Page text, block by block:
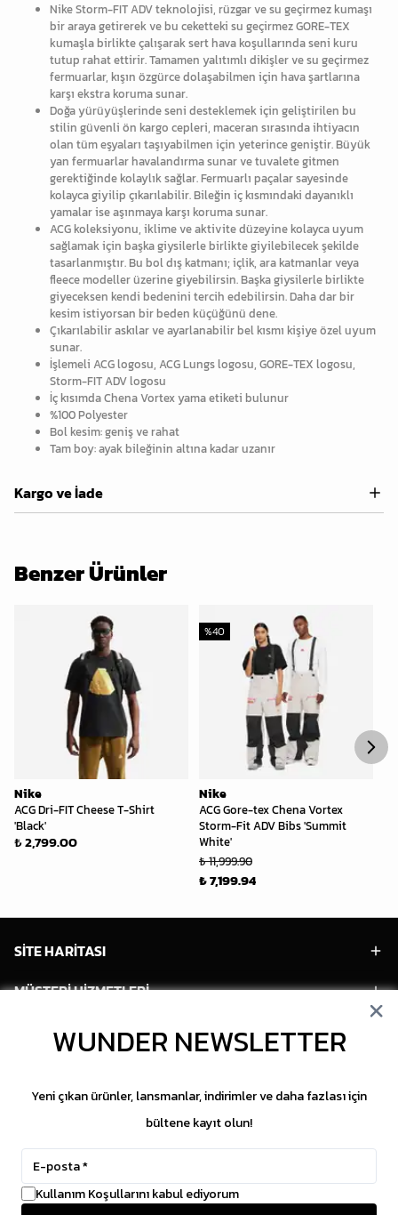
Nike Storm-FIT ADV teknolojisi, rüzgar ve su geçirmez kumaşı
bir araya getirerek ve bu ceketteki su geçirmez GORE-TEX
kumaşla birlikte çalışarak sert hava koşullarında seni kuru
tutup rahat ettirir. Tamamen yalıtımlı dikişler ve su geçirmez
fermuarlar, kışın özgürce dolaşabilmen için hava şartlarına
karşı ekstra koruma sunar.
Doğa yürüyüşlerinde seni desteklemek için geliştirilen bu
stilin güvenli ön kargo cepleri, maceran sırasında ihtiyacın
olan tüm eşyaları taşıyabilmen için yeterince geniştir. Büyük
yan fermuarlar havalandırma sunar ve tuvalete gitmen
gerektiğinde kolaylık sağlar. Fermuarlı paçalar sayesinde
kolayca giyilip çıkarılabilir. Bileğin iç kısmındaki dayanıklı
yamalar ise aşınmaya karşı koruma sunar.
ACG koleksiyonu, iklime ve aktivite düzeyine kolayca uyum
sağlamak için başka giysilerle birlikte giyilebilecek şekilde
tasarlanmıştır. Bu bol dış katmanı; içlik, ara katmanlar veya
fleece modeller üzerine giyebilirsin. Başka giysilerle birlikte
giyeceksen kendi bedenini tercih edebilirsin. Daha dar bir
kesim istiyorsan bir beden küçüğünü dene.
Çıkarılabilir askılar ve ayarlanabilir bel kısmı kişiye özel uyum
sunar.
İşlemeli ACG logosu, ACG Lungs logosu, GORE-TEX logosu,
Storm-FIT ADV logosu
İç kısımda Chena Vortex yama etiketi bulunur
%100 Polyester
Bol kesim: geniş ve rahat
Tam boy: ayak bileğinin altına kadar uzanır
Kargo ve İade
Benzer Ürünler
Nike
ACG Dri-FIT Cheese T-Shirt
'Black'
₺ 2,799.00
Nike
ACG Gore-tex Chena Vortex
Storm-Fit ADV Bibs 'Summit
White'
%40
₺ 11,999.90
₺ 7,199.94
SİTE HARİTASI
MÜŞTERİ HİZMETLERİ
HESABIM
SOSYAL MEDYA
Copyright © 2026 WUNDER. İçeriklerin izinsiz
WUNDER NEWSLETTER
Yeni çıkan ürünler, lansmanlar, indirimler ve daha fazlası için
bültene kayıt olun!
Kullanım Koşullarını kabul ediyorum